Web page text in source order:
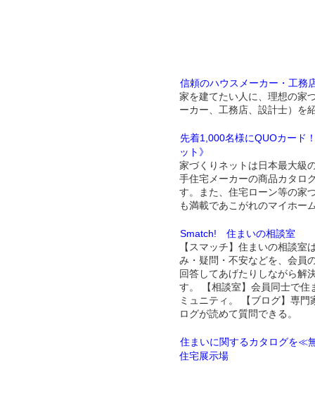
信頼のハウスメーカー・工務
家を建てたい人に、理想の家
ーカー、工務店、設計士）を
先着1,000名様にQUOカード
ット》
家づくりネットは日本最大級
手住宅メーカーの商品カタロ
す。また、住宅ローン等の家
も満載であこがれのマイホー
Smatch! 住まいの相談室
【スマッチ】住まいの相談室
み・疑問・不安などを、会員
回答してあげたりしながら解
す。 【相談室】会員同士で住
ミュニティ。 【ブログ】専
ログが読めて質問できる。
住まいに関するカタログを≪
住宅展示場